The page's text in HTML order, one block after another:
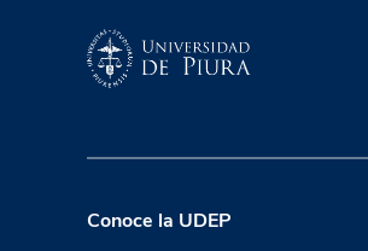
Conoce la UDEP